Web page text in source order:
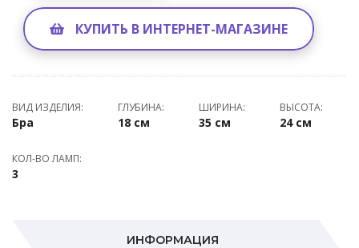
КУПИТЬ В ИНТЕРНЕТ-МАГАЗИНЕ
ВИД ИЗДЕЛИЯ:
Бра
ГЛУБИНА:
18 см
ШИРИНА:
35 см
ВЫСОТА:
24 см
КОЛ-ВО ЛАМП:
3
ИНФОРМАЦИЯ